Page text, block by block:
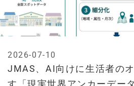
JMAS、AI向けに生活者の
す「現実世界アンカーデー
2026-07-10